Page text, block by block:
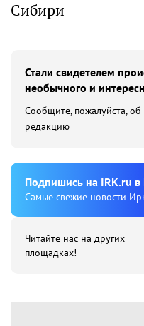
Сибири
Стали свидетелем
необычного и
Сообщите, пожалуйста, об
редакцию
Подпишиcь на IRK.ru в
Cамые свежие новости
Читайте нас на других
площадках!